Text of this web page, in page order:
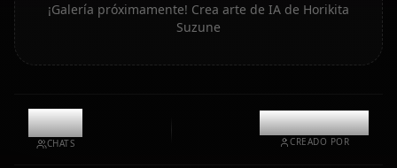
¡Galería próximamente! Crea arte de IA de Horikita
Suzune
10.2k
CHATS
@kinayymon
CREADO POR